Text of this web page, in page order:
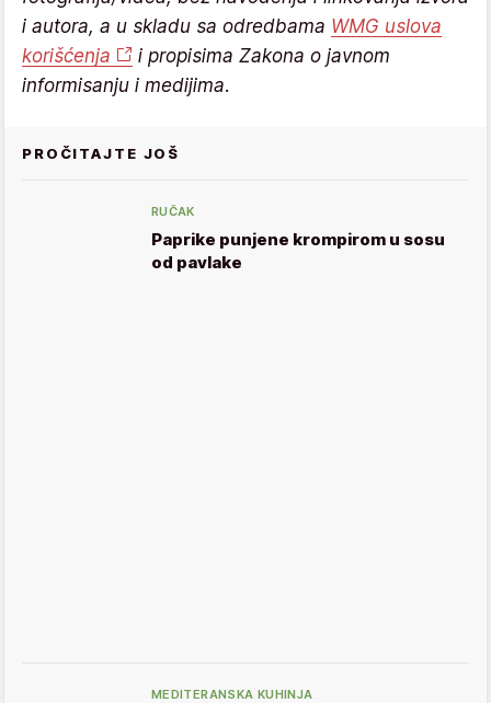
i autora, a u skladu sa odredbama WMG uslova
korišćenja
i propisima Zakona o javnom
informisanju i medijima.
PROČITAJTE JOŠ
RUČAK
Paprike punjene krompirom u sosu
od pavlake
MEDITERANSKA KUHINJA